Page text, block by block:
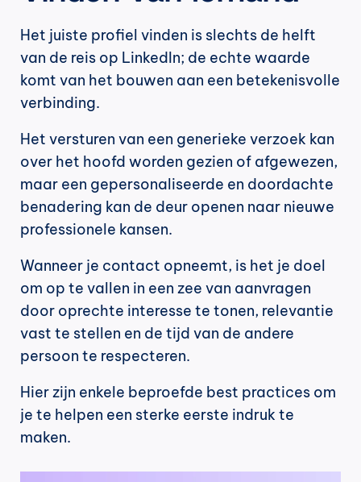
Het juiste profiel vinden is slechts de helft
van de reis op LinkedIn; de echte waarde
komt van het bouwen aan een betekenisvolle
verbinding.
Het versturen van een generieke verzoek kan
over het hoofd worden gezien of afgewezen,
maar een gepersonaliseerde en doordachte
benadering kan de deur openen naar nieuwe
professionele kansen.
Wanneer je contact opneemt, is het je doel
om op te vallen in een zee van aanvragen
door oprechte interesse te tonen, relevantie
vast te stellen en de tijd van de andere
persoon te respecteren.
Hier zijn enkele beproefde best practices om
je te helpen een sterke eerste indruk te
maken.